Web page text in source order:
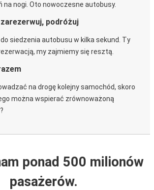
na nogi. Oto nowoczesne autobusy.
podróżuj
siedzenia autobusu w kilka sekund. Ty
my zajmiemy się resztą.
na drogę kolejny samochód, skoro
można wspierać zrównoważoną
ponad 500 milionów
pasażerów.